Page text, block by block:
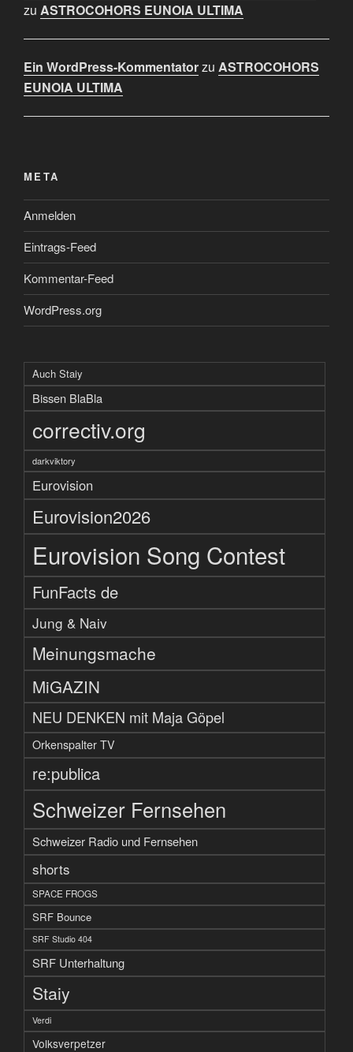
zu ASTROCOHORS EUNOIA ULTIMA
Ein WordPress-Kommentatorzu ASTROCOHORS
EUNOIA ULTIMA
META
Anmelden
Eintrags-Feed
Kommentar-Feed
WordPress.org
Auch Staiy
Bissen BlaBla
correctiv.org
darkviktory
Eurovision
Eurovision2026
Eurovision Song Contest
FunFacts de
Jung & Naiv
Meinungsmache
MiGAZIN
NEU DENKEN mit Maja Göpel
Orkenspalter TV
re:publica
Schweizer Fernsehen
Schweizer Radio und Fernsehen
shorts
SPACE FROGS
SRF Bounce
SRF Studio 404
SRF Unterhaltung
Staiy
Verdi
Volksverpetzer